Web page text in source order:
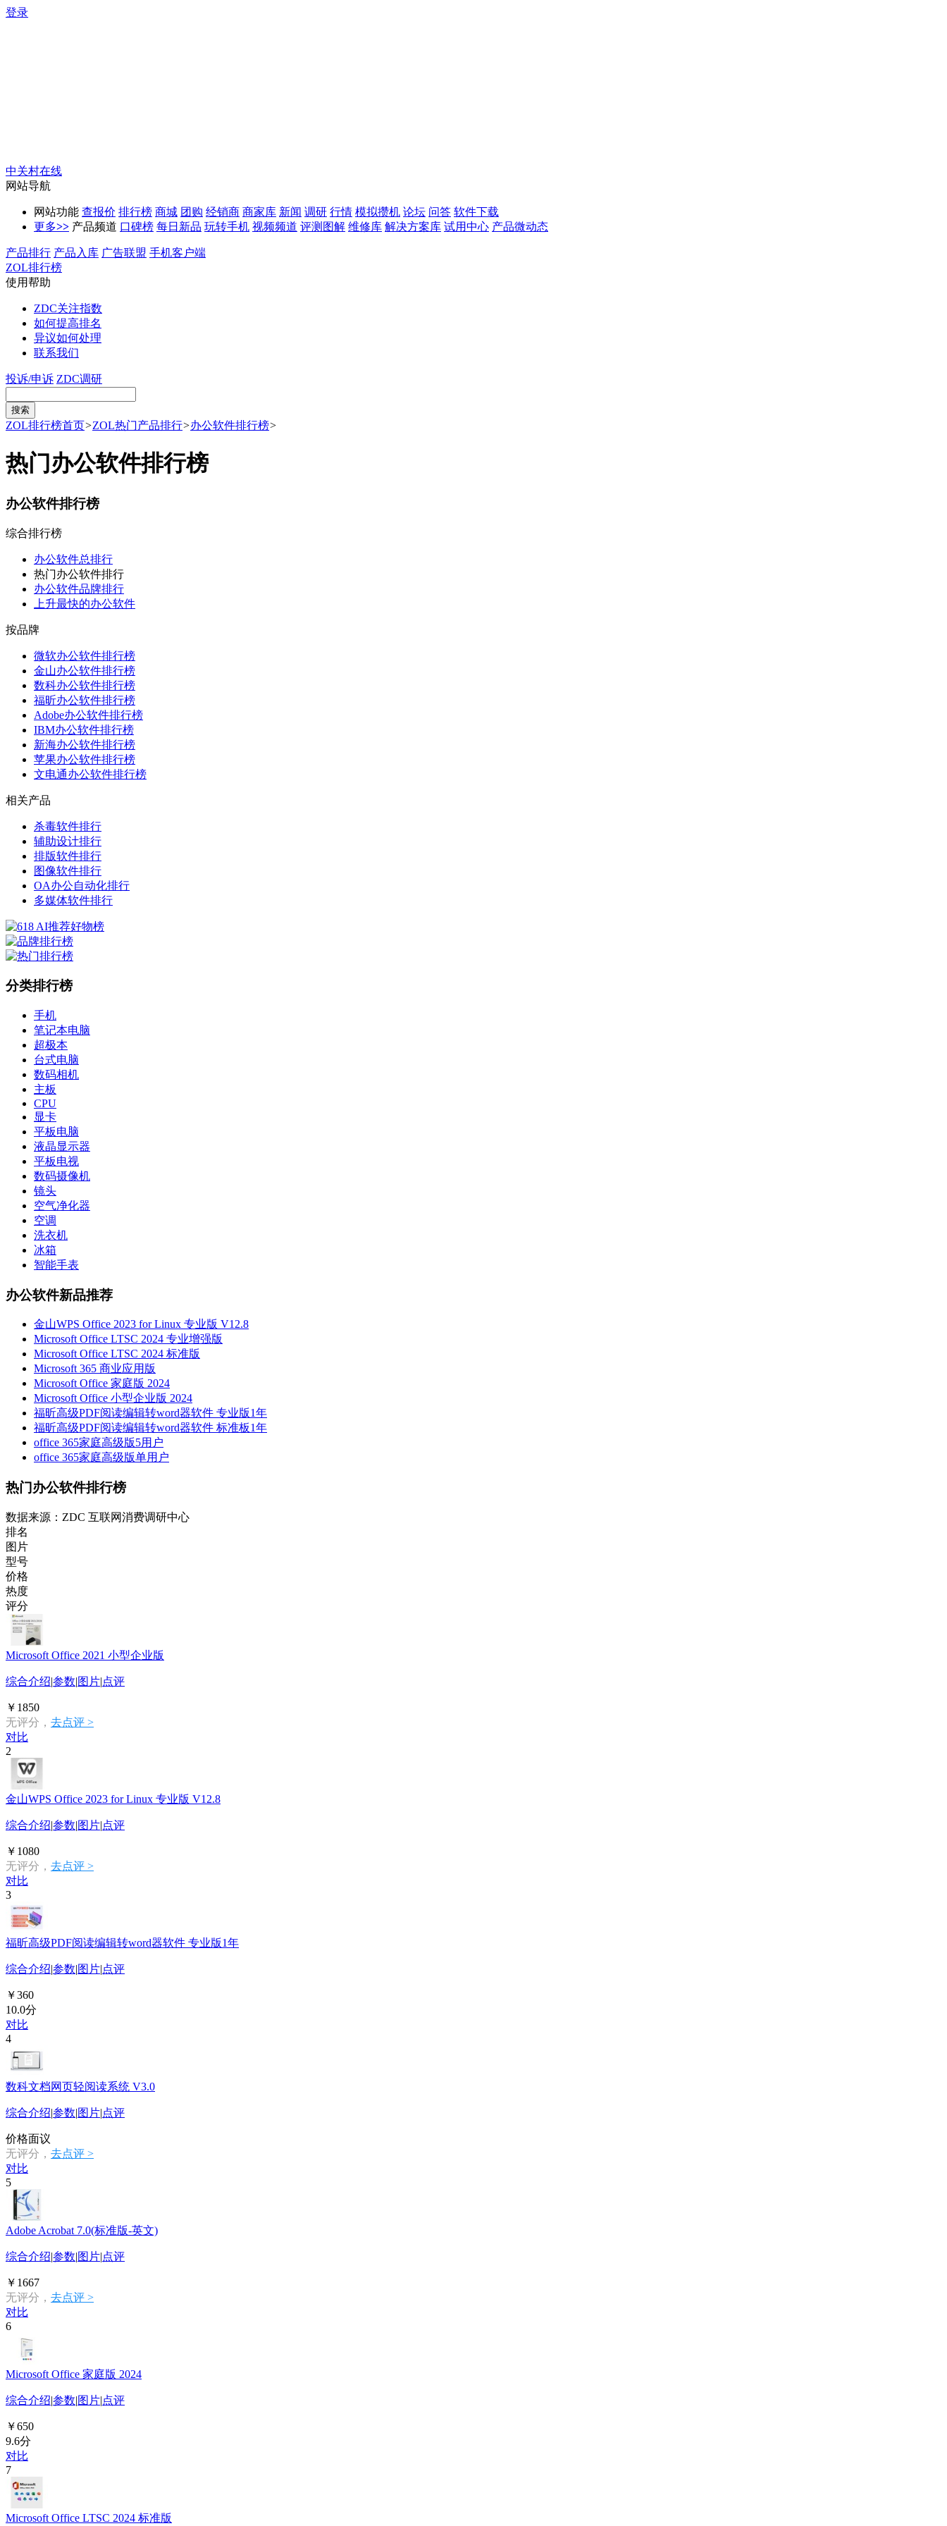
登录
中关村在线
网站导航
网站功能 查报价 排行榜 商城 团购 经销商 商家库 新闻 调研 行情 模拟攒机 论坛 问答 软件下载
更多>> 产品频道 口碑榜 每日新品 玩转手机 视频频道 评测图解 维修库 解决方案库 试用中心 产品微动态
产品排行 产品入库 广告联盟 手机客户端
ZOL排行榜
使用帮助
ZDC关注指数
如何提高排名
异议如何处理
联系我们
投诉/申诉 ZDC调研
ZOL排行榜首页>ZOL热门产品排行>办公软件排行榜>
热门办公软件排行榜
办公软件排行榜
综合排行榜
办公软件总排行
热门办公软件排行
办公软件品牌排行
上升最快的办公软件
按品牌
微软办公软件排行榜
金山办公软件排行榜
数科办公软件排行榜
福昕办公软件排行榜
Adobe办公软件排行榜
IBM办公软件排行榜
新海办公软件排行榜
苹果办公软件排行榜
文电通办公软件排行榜
相关产品
杀毒软件排行
辅助设计排行
排版软件排行
图像软件排行
OA办公自动化排行
多媒体软件排行
分类排行榜
手机
笔记本电脑
超极本
台式电脑
数码相机
主板
CPU
显卡
平板电脑
液晶显示器
平板电视
数码摄像机
镜头
空气净化器
空调
洗衣机
冰箱
智能手表
办公软件新品推荐
金山WPS Office 2023 for Linux 专业版 V12.8
Microsoft Office LTSC 2024 专业增强版
Microsoft Office LTSC 2024 标准版
Microsoft 365 商业应用版
Microsoft Office 家庭版 2024
Microsoft Office 小型企业版 2024
福昕高级PDF阅读编辑转word器软件 专业版1年
福昕高级PDF阅读编辑转word器软件 标准板1年
office 365家庭高级版5用户
office 365家庭高级版单用户
热门办公软件排行榜
数据来源：ZDC 互联网消费调研中心
排名
图片
型号
价格
热度
评分
Microsoft Office 2021 小型企业版
综合介绍|参数|图片|点评
￥1850
无评分， 去点评 >
对比
2
金山WPS Office 2023 for Linux 专业版 V12.8
综合介绍|参数|图片|点评
￥1080
无评分， 去点评 >
对比
3
福昕高级PDF阅读编辑转word器软件 专业版1年
综合介绍|参数|图片|点评
￥360
10.0分
对比
4
数科文档网页轻阅读系统 V3.0
综合介绍|参数|图片|点评
价格面议
无评分， 去点评 >
对比
5
Adobe Acrobat 7.0(标准版-英文)
综合介绍|参数|图片|点评
￥1667
无评分， 去点评 >
对比
6
Microsoft Office 家庭版 2024
综合介绍|参数|图片|点评
￥650
9.6分
对比
7
Microsoft Office LTSC 2024 标准版